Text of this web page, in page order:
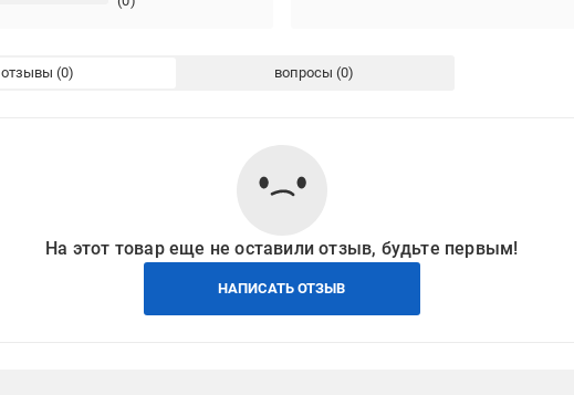
отзывы вопросы
На этот товар еще не оставили отзыв, будьте первым!
НАПИСАТЬ ОТЗЫВ